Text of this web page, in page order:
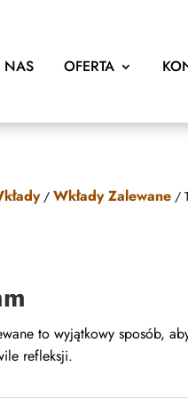
NAS OFERTA
/Wkłady Zalewane /
to wyjątkowy sposób,
refleksji.